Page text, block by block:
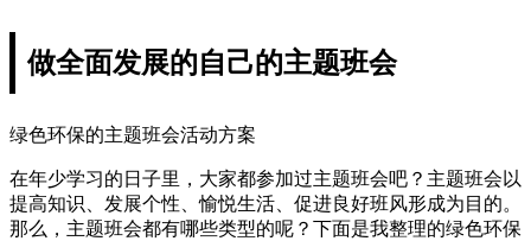
做全面发展的自己的主题班会
绿色环保的主题班会活动方案
在年少学习的日子里，大家都参加过主题班会吧？主题班会以
提高知识、发展个性、愉悦生活、促进良好班风形成为目的。
那么，主题班会都有哪些类型的呢？下面是我整理的绿色环保